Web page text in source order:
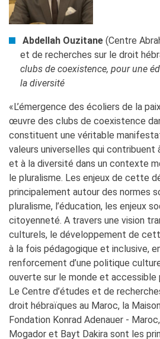
Abdellah Ouzitane (Centre
et de recherches sur le droit
clubs de coexistence, pour une
la diversité
«L’émergence des écoliers de la
œuvre des clubs de coexistence
constituent une véritable
valeurs universelles qui contribuent
et à la diversité dans un contexte
le pluralisme. Les enjeux de cette
principalement autour des normes
pluralisme, l’éducation, les enjeux
citoyenneté. A travers une vision
culturels, le développement de
à la fois pédagogique et inclusive,
renforcement d’une politique
ouverte sur le monde et accessible
Le Centre d’études et de
droit hébraïques au Maroc, la
Fondation Konrad Adenauer -
Mogador et Bayt Dakira sont les